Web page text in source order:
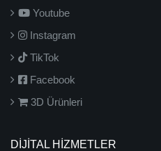
Youtube
Instagram
TikTok
Facebook
3D Ürünleri
DİJİTAL HİZMETLER